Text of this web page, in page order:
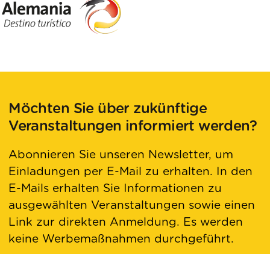
Möchten Sie über zukünftige
Veranstaltungen informiert werden?
Abonnieren Sie unseren Newsletter, um
Einladungen per E-Mail zu erhalten. In den
E-Mails erhalten Sie Informationen zu
ausgewählten Veranstaltungen sowie einen
Link zur direkten Anmeldung. Es werden
keine Werbemaßnahmen durchgeführt.